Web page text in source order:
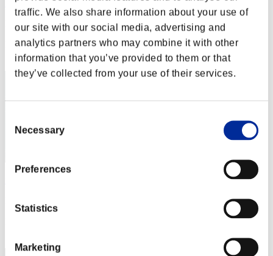
traffic. We also share information about your use of
our site with our social media, advertising and
analytics partners who may combine it with other
information that you’ve provided to them or that
they’ve collected from your use of their services.
Selection
Necessary
Preferences
Statistics
Marketing
MINAMOTO-RS
Punteggio:Lv:1/04'16"30
Posizione
22